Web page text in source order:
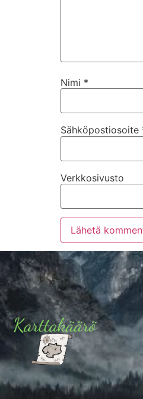
Nimi *
Sähköpostiosoite
Verkkosivusto